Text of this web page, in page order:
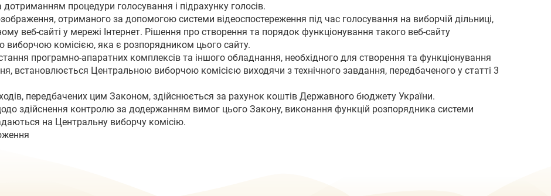
процедури голосування і підрахунку голосів.
отриманого за допомогою системи відеоспостереження під час голосування на виборчій дільниці,
веб-сайті у мережі Інтернет. Рішення про створення та порядок функціонування такого веб-сайту
комісією, яка є розпорядником цього сайту.
програмно-апаратних комплексів та іншого обладнання, необхідного для створення та функціонування
встановлюється Центральною виборчою комісією виходячи з технічного завдання, передбаченого у статті 3
передбачених цим Законом, здійснюється за рахунок коштів Державного бюджету України.
здійснення контролю за додержанням вимог цього Закону, виконання функцій розпорядника системи
на Центральну виборчу комісію.